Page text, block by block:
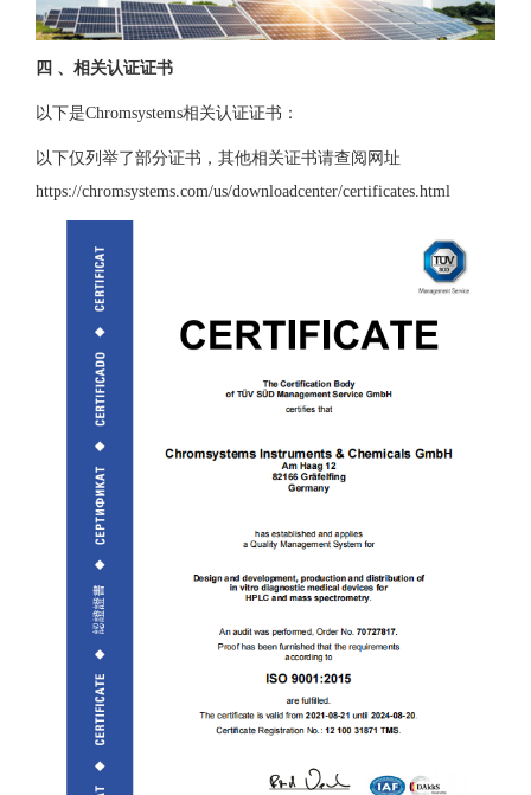
四 、相关认证证书
以下是Chromsystems相关认证证书：
以下仅列举了部分证书，其他相关证书请查阅网址
https://chromsystems.com/us/downloadcenter/certificates.html